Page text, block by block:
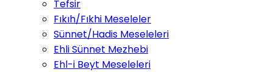
Tefsir
Fıkıh/Fıkhi Meseleler
Sünnet/Hadis Meseleleri
Ehli Sünnet Mezhebi
Ehl-i Beyt Meseleleri